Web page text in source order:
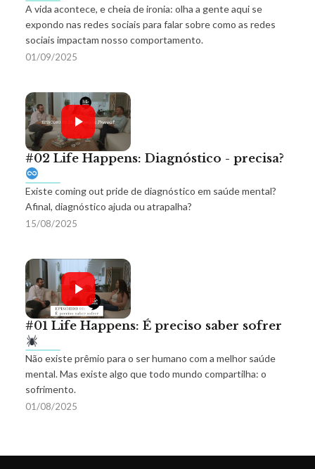
A vida acontece, e cheia de ironia: olha a gente aqui se
expondo nas redes sociais para falar sobre como as redes
sociais impactam nosso comportamento.
01/09/2025
#02 Life Happens: Diagnóstico - precisa?
Existe coming out pride de diagnóstico em saúde mental?
Afinal, diagnóstico ajuda ou atrapalha?
15/08/2025
#01 Life Happens: É preciso saber sofrer
Não existe prêmio para o ser humano com a melhor saúde
mental. Mas existe algo que todo mundo compartilha: o
sofrimento.
01/08/2025